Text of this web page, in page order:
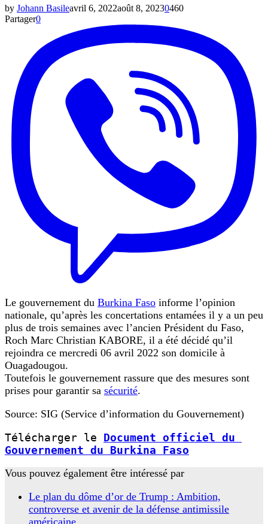
by Johann Basileavril 6, 2022août 8, 20230460
Partager0
Le gouvernement du Burkina Faso informe l’opinion
nationale, qu’après les concertations entamées il y a un peu
plus de trois semaines avec l’ancien Président du Faso,
Roch Marc Christian KABORE, il a été décidé qu’il
rejoindra ce mercredi 06 avril 2022 son domicile à
Ouagadougou.
Toutefois le gouvernement rassure que des mesures sont
prises pour garantir sa sécurité.
Source: SIG (Service d’information du Gouvernement)
Télécharger le Document officiel du
Gouvernement du Burkina Faso
Vous pouvez également être intéressé par
Le plan du dôme d’or de Trump : Ambition,
controverse et avenir de la défense antimissile
américaine